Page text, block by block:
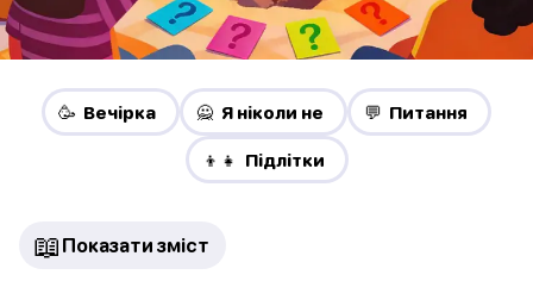
🥳 Вечірка 🙅 Я ніколи не 💬 Питання
👦👧 Підлітки
📖 Показати зміст